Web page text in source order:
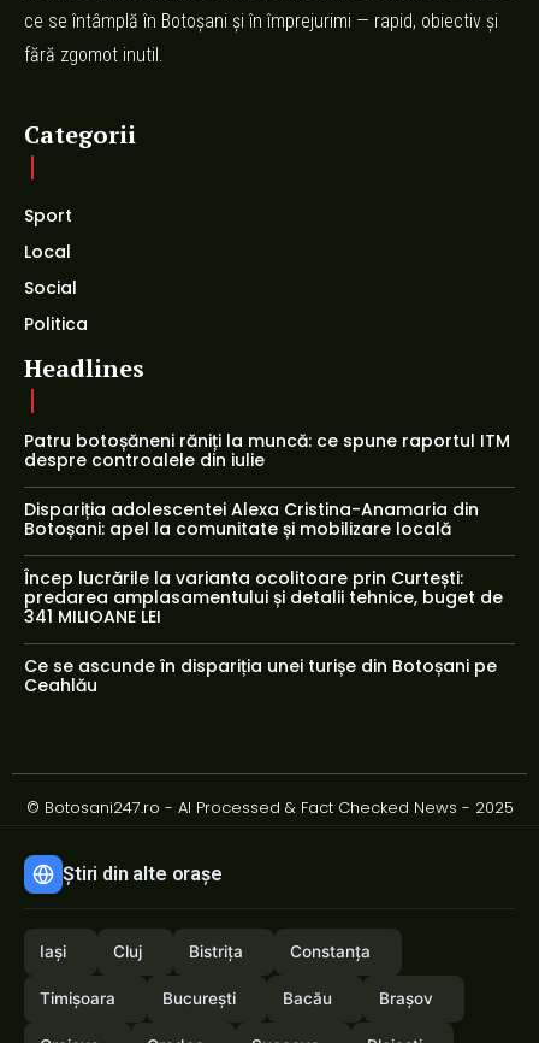
ce se întâmplă în Botoșani și în împrejurimi — rapid, obiectiv și
fără zgomot inutil.
Categorii
Sport
Local
Social
Politica
Headlines
Patru botoșăneni răniți la muncă: ce spune raportul ITM
despre controalele din iulie
Dispariția adolescentei Alexa Cristina-Anamaria din
Botoșani: apel la comunitate și mobilizare locală
Încep lucrările la varianta ocolitoare prin Curtești:
predarea amplasamentului și detalii tehnice, buget de
341 MILIOANE LEI
Ce se ascunde în dispariția unei turișe din Botoșani pe
Ceahlău
© Botosani247.ro - AI Processed & Fact Checked News - 2025
Știri din alte orașe
Iași Cluj Bistrița Constanța
Timișoara București Bacău Brașov